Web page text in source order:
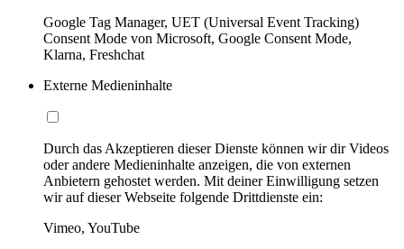
Google Tag Manager, UET (Universal Event Tracking)
Consent Mode von Microsoft, Google Consent Mode,
Klarna, Freshchat
Externe Medieninhalte
Durch das Akzeptieren dieser Dienste können wir dir Videos
oder andere Medieninhalte anzeigen, die von externen
Anbietern gehostet werden. Mit deiner Einwilligung setzen
wir auf dieser Webseite folgende Drittdienste ein:
Vimeo, YouTube